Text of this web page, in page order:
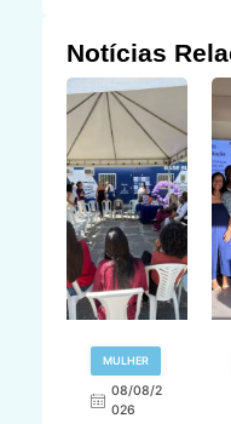
Notícias
MULHER
08/08/2
026